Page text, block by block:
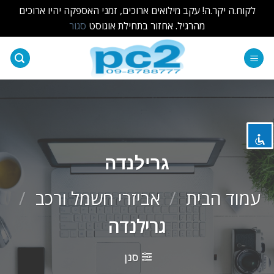
visibility_off השבת את ההבזקים
zoom_out זום (הקטנה)
zoom_in זום (הגדלה)
remove_circle_outline הקטנת גופן
הגדלת גופן
גופן קריא
לקוח.ה יקר.ה! עקב מילואים ארוכים, זמני האספקה יהיו ארוכים
מהרגיל. אחזור בתחילת אוגוסט סגור
גרילנדה
עמוד הבית / אביזרי חשמל ורכב /
גרילנדה
סנן